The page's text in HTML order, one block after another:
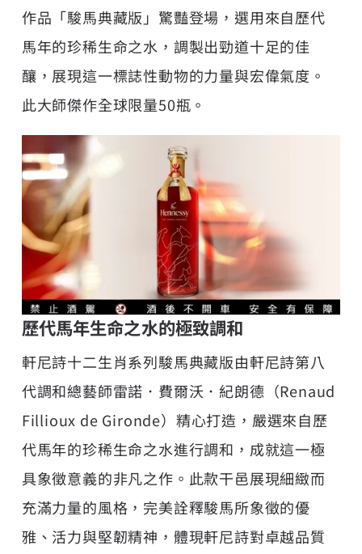
作品「駿馬典藏版」驚豔登場，選用來自歷代
馬年的珍稀生命之水，調製出勁道十足的佳
釀，展現這一標誌性動物的力量與宏偉氣度。
此大師傑作全球限量50瓶。
歷代馬年生命之水的極致調和
軒尼詩十二生肖系列駿馬典藏版由軒尼詩第八
代調和總藝師雷諾．費爾沃．紀朗德（Renaud
Fillioux de Gironde）精心打造，嚴選來自歷
代馬年的珍稀生命之水進行調和，成就這一極
具象徵意義的非凡之作。此款干邑展現細緻而
充滿力量的風格，完美詮釋駿馬所象徵的優
雅、活力與堅韌精神，體現軒尼詩對卓越品質